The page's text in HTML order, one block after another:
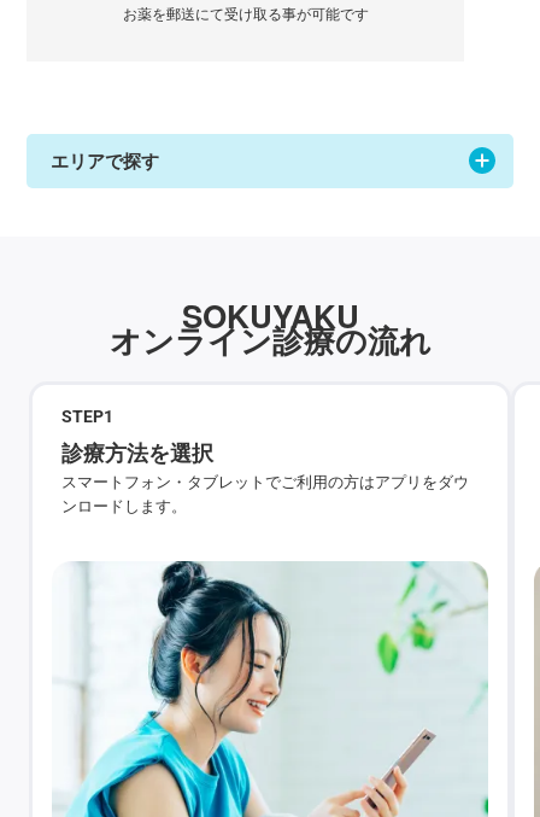
お薬を郵送にて受け取る事が可能です
エリアで探す
SOKUYAKU
オンライン診療の流れ
STEP1
診療方法を選択
スマートフォン・タブレットでご利用の方はアプリをダウ
ンロードします。